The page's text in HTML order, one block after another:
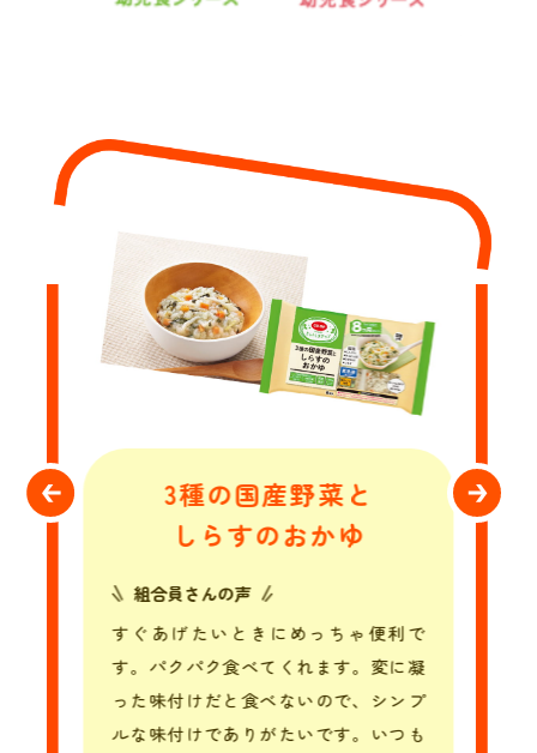
3種の国産野菜と
しらすのおかゆ
組合員さんの声
すぐあげたいときにめっちゃ便利で
す。パクパク食べてくれます。変に凝
った味付けだと食べないので、シンプ
ルな味付けでありがたいです。いつも